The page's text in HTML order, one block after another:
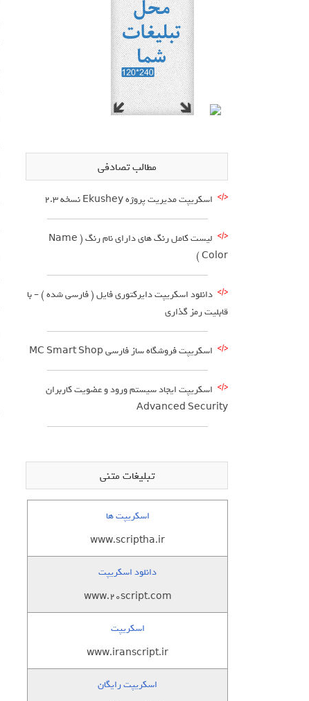
مطالب تصادفی
اسکریپت مدیریت پروژه Ekushey نسخه 2.3
لیست کامل رنگ های دارای نام رنگ ( Name
Color )
دانلود اسکریپت دایرکتوری فایل ( فارسی شده ) – با
قابلیت رمز گذاری
اسکریپت فروشگاه ساز فارسی MC Smart Shop
اسکریپت ایجاد سیستم ورود و عضویت کاربران
Advanced Security
تبلیغات متنی
اسکریپت ها
www.scriptha.ir
دانلود اسکریپت
www.20script.com
اسکریپت
www.iranscript.ir
اسکریپت رایگان